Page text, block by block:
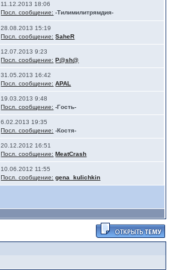
11.12.2013 18:06
Посл. сообщение: -Тилимилитрямдия-
28.08.2013 15:19
Посл. сообщение: SaheR
12.07.2013 9:23
Посл. сообщение: P@sh@
31.05.2013 16:42
Посл. сообщение: APAL
19.03.2013 9:48
Посл. сообщение: -Гость-
6.02.2013 19:35
Посл. сообщение: -Костя-
20.12.2012 16:51
Посл. сообщение: MeatCrash
10.06.2012 11:55
Посл. сообщение: gena_kulichkin